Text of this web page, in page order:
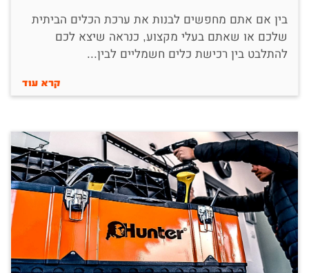
בין אם אתם מחפשים לבנות את ערכת הכלים הביתית
שלכם או שאתם בעלי מקצוע, כנראה שיצא לכם
להתלבט בין רכישת כלים חשמליים לבין...
קרא עוד